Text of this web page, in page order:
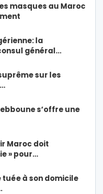
masques au Maroc
la
général…
sur les
s’offre une
Maroc doit
» pour…
à son domicile